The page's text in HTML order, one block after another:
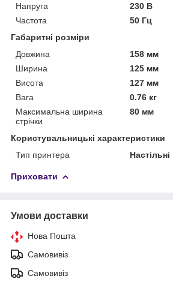
Напруга
230 В
Частота
50 Гц
Габаритні розміри
Довжина
158 мм
Ширина
125 мм
Висота
127 мм
Вага
0.76 кг
Максимальна ширина
стрічки
80 мм
Користувальницькі характеристики
Тип принтера
Настільні
Приховати
Умови доставки
Нова Пошта
Самовивіз
Самовивіз